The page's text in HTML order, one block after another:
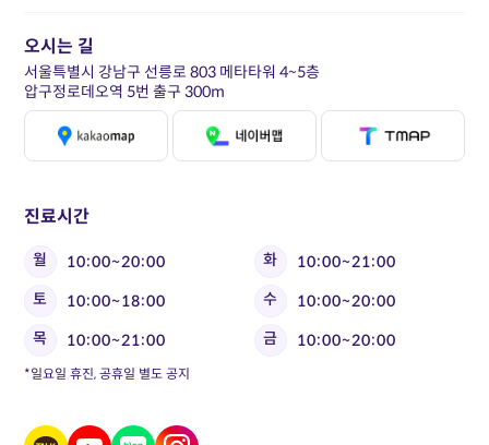
진료시간
월 10:00~20:00 화
10:00~21:00
토
10:00~18:00 수
10:00~20:00
목
10:00~21:00 금 10:00~20:00
*일요일 휴진, 공휴일 별도 공지
오시는 길
서울특별시 강남구 선릉로 803 메타타워 4~5층
압구정로데오역 5번 출구 300m